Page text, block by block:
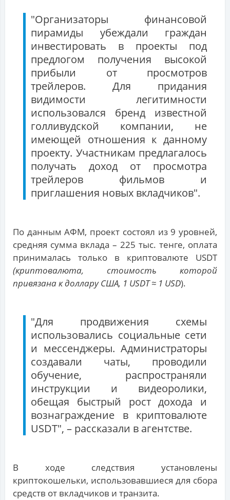
"Организаторы финансовой
пирамиды убеждали граждан
инвестировать в проекты под
предлогом получения высокой
прибыли от просмотров
трейлеров. Для придания
видимости легитимности
использовался бренд известной
голливудской компании, не
имеющей отношения к данному
проекту. Участникам предлагалось
получать доход от просмотра
трейлеров фильмов и
приглашения новых вкладчиков".
По данным АФМ, проект состоял из 9 уровней,
средняя сумма вклада – 225 тыс. тенге, оплата
принималась только в криптовалюте USDT
(криптовалюта, стоимость которой
привязана к доллару США, 1 USDT ≈ 1 USD).
"Для продвижения схемы
использовались социальные сети
и мессенджеры. Администраторы
создавали чаты, проводили
обучение, распространяли
инструкции и видеоролики,
обещая быстрый рост дохода и
вознаграждение в криптовалюте
USDT", – рассказали в агентстве.
В ходе следствия установлены
криптокошельки, использовавшиеся для сбора
средств от вкладчиков и транзита.